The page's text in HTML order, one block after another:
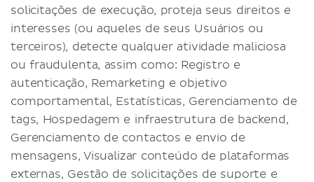
solicitações de execução, proteja seus direitos e
interesses (ou aqueles de seus Usuários ou
terceiros), detecte qualquer atividade maliciosa
ou fraudulenta, assim como: Registro e
autenticação, Remarketing e objetivo
comportamental, Estatísticas, Gerenciamento de
tags, Hospedagem e infraestrutura de backend,
Gerenciamento de contactos e envio de
mensagens, Visualizar conteúdo de plataformas
externas, Gestão de solicitações de suporte e